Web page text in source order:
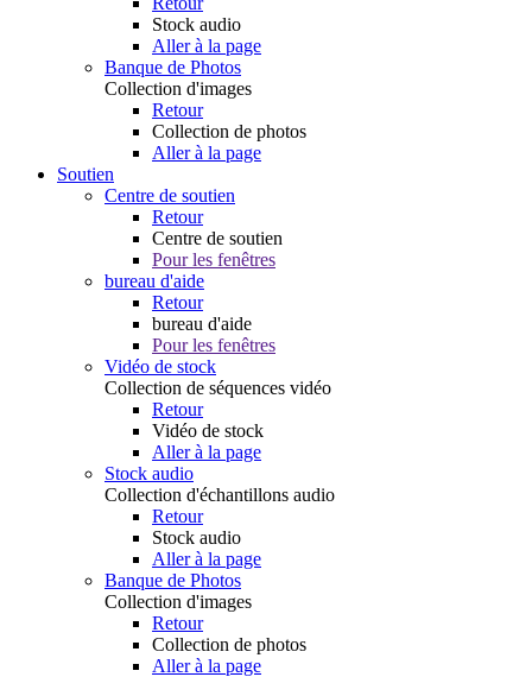
Stock audio
Aller à la page
Banque de Photos
Collection d'images
Retour
Collection de photos
Aller à la page
Soutien
Centre de soutien
Retour
Centre de soutien
Pour les fenêtres
bureau d'aide
Retour
bureau d'aide
Pour les fenêtres
Vidéo de stock
Collection de séquences vidéo
Retour
Vidéo de stock
Aller à la page
Stock audio
Collection d'échantillons audio
Retour
Stock audio
Aller à la page
Banque de Photos
Collection d'images
Retour
Collection de photos
Aller à la page